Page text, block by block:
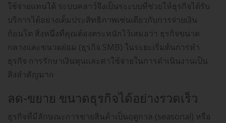
ใช้จ่ายแทนได้ ระบบคลาว์จึงเป็นระะบบที่ช่วยให้ธุรกิจได้รับ
บริการได้อย่างเต็มประสิทธิภาพเช่นเดียวกับการจ่ายเงิน
ก้อนโต สิ่งหนึ่งที่คุณต้องตระหนักไว้เสมอว่า ธุรกิจขนาด
กลางและขนาดย่อม (ธุรกิจ SMB) ในระยะเริ่มต้นการทำ
ธุรกิจ การรักษาเงินทุนและค่าใช้จ่ายในการดำเนินงานเป็น
สิ่งสำคัญมาก
ลด-ขยาย ขนาดธุรกิจได้อย่างรวดเร็ว
ธุรกิจที่มีลักษณะการขายสินค้าเป็นฤดูกาล (seasonal) หรือ